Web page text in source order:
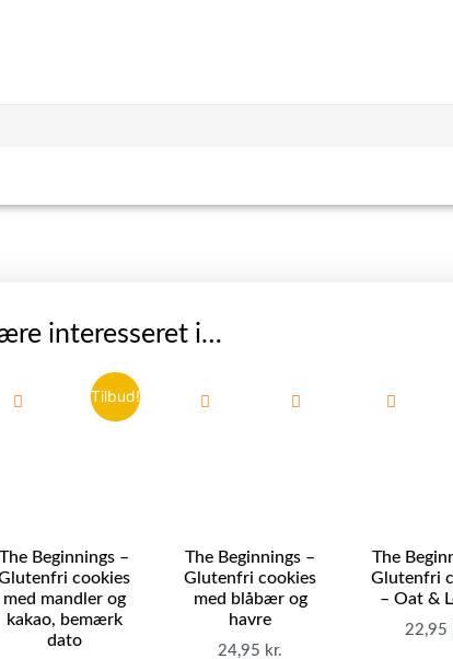
interesseret i…
Tilbud!
The Beginnings –
cookies
med mandler og
kakao, bemærk
dato
The Beginnings –
Glutenfri cookies
med blåbær og
havre
24,95 kr.
The
Glutenfri
– Oat &
22,95